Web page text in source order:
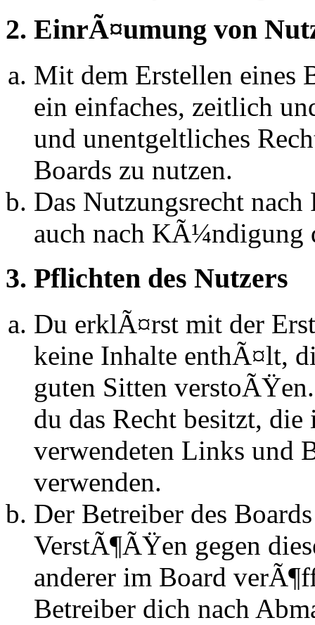
2. EinrÃ¤umung von
Mit dem Erstellen eines
ein einfaches, zeitlich
und unentgeltliches
Boards zu nutzen.
Das Nutzungsrecht
auch nach KÃ¼ndigung
3. Pflichten des Nutzers
Du erklÃ¤rst mit der
keine Inhalte enthÃ¤lt,
guten Sitten
du das Recht besitzt,
verwendeten Links und
verwenden.
Der Betreiber des
VerstÃ¶ÃŸen gegen
anderer im Board
Betreiber dich nach